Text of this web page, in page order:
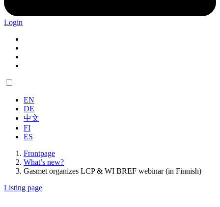
Login
EN
DE
中文
FI
ES
Frontpage
What’s new?
Gasmet organizes LCP & WI BREF webinar (in Finnish)
Listing page